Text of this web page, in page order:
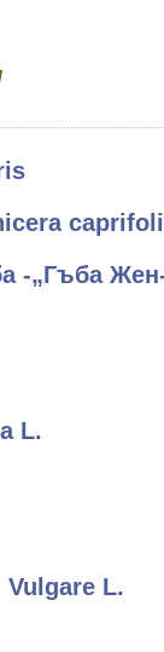
-„Гъба
L.
L.